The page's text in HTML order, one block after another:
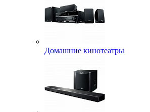
Домашние кинотеатры